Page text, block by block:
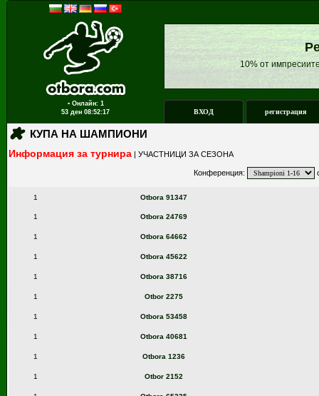
▪ Онлайн: 1
53 ден 08:52:17
10% от
ВХОД регистрация
КУПА НА ШАМПИОНИ
Информация за турнира | УЧАСТНИЦИ ЗА СЕЗОНА
Конференция:
1 Otbora 91347
1 Otbora 24769
1 Otbora 64662
1 Otbora 45622
1 Otbora 38716
1 Otbor 2275
1 Otbora 53458
1 Otbora 40681
1 Otbora 1236
1 Otbor 2152